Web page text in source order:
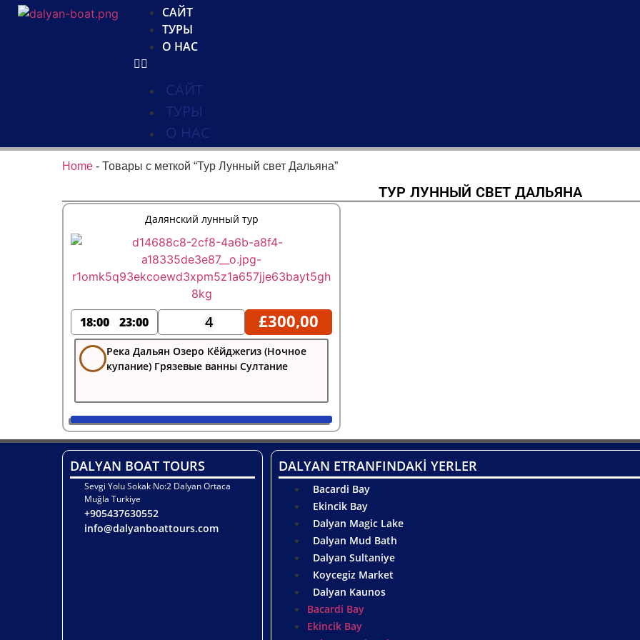
САЙТ
ТУРЫ
О НАС
САЙТ
ТУРЫ
О НАС
Home - Товары с меткой “Тур Лунный свет Дальяна”
ТУР ЛУННЫЙ СВЕТ ДАЛЬЯНА
Далянский лунный тур
18:00 23:00 4 £300,00
Река Дальян Озеро Кёйджегиз (Ночное
купание) Грязевые ванны Султание
DALYAN BOAT TOURS
Sevgi Yolu Sokak No:2 Dalyan Ortaca
Muğla Turkiye
+905437630552
info@dalyanboattours.com
DALYAN ETRANFINDAKİ YERLER
Bacardi Bay
Ekincik Bay
Dalyan Magic Lake
Dalyan Mud Bath
Dalyan Sultaniye
Koycegiz Market
Dalyan Kaunos
Bacardi Bay
Ekincik Bay